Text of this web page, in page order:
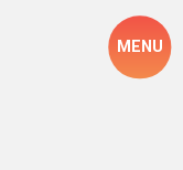
MENU